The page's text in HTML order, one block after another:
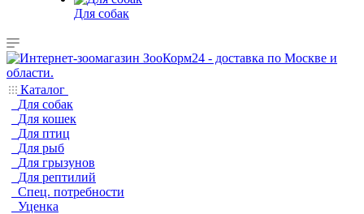
Для собак
Каталог
Для собак
Для кошек
Для птиц
Для рыб
Для грызунов
Для рептилий
Спец. потребности
Уценка